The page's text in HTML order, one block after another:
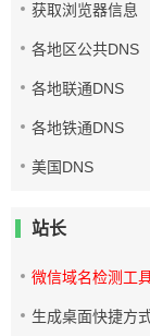
获取浏览器信息
各地区公共DNS
各地联通DNS
各地铁通DNS
美国DNS
站长
微信域名检测工
生成桌面快捷方